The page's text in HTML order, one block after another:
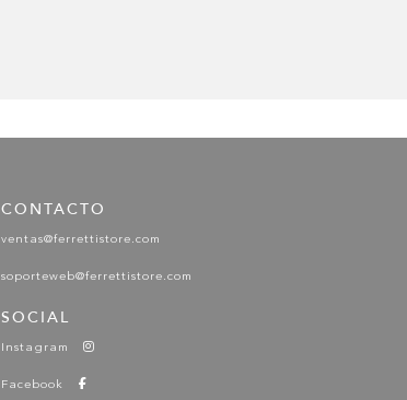
GRIGIO SAVOIA
CONTACTO
ventas@ferrettistore.com
soporteweb@ferrettistore.com
SOCIAL
Instagram
Facebook